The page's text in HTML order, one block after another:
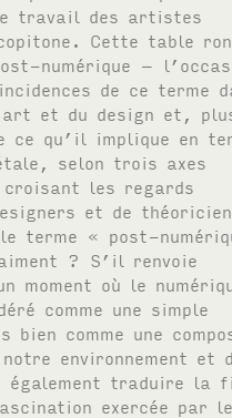
travail des artistes
Cette table
numérique –
de ce terme
et du design et,
ce qu’il implique en
selon trois axes
les regards
et de
terme « post-
? S’il renvoie
moment où le
comme une simple
bien comme une
environnement et
traduire la
exercée par le